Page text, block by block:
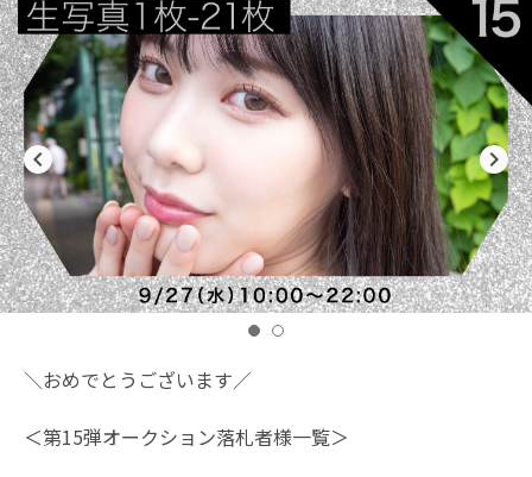
navigate_before navigate_next
＼おめでとうございます／
＜第15弾オークション落札者様一覧＞